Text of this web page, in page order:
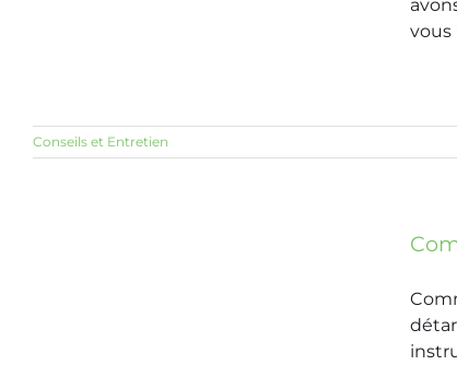
vous
Conseils et Entretien